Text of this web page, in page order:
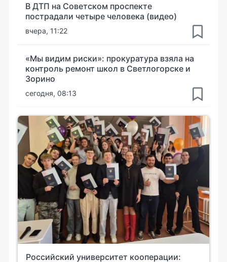
В ДТП на Советском проспекте
пострадали четыре человека (видео)
вчера, 11:22
«Мы видим риски»: прокуратура взяла на
контроль ремонт школ в Светлогорске и
Зорино
сегодня, 08:13
Российский университет кооперации: